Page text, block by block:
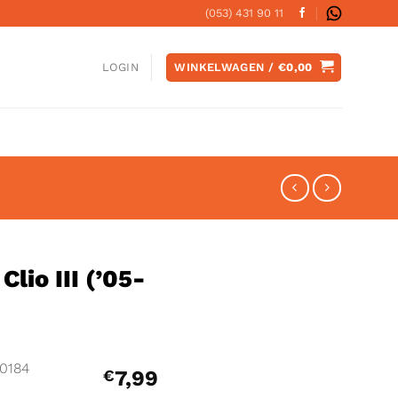
(053) 431 90 11
LOGIN WINKELWAGEN / €0,00
III (’05-
€7,99